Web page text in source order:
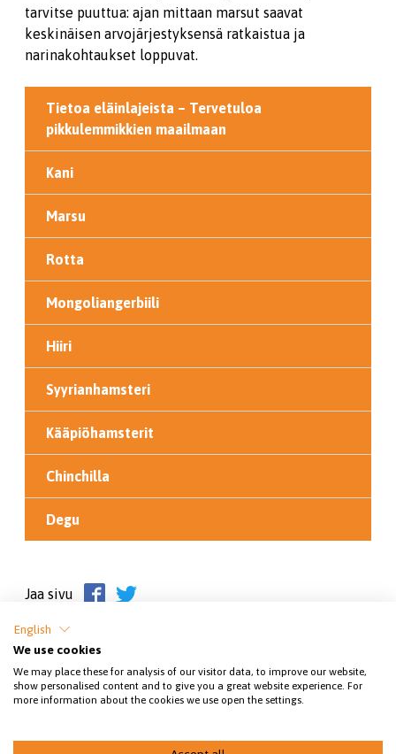
tarvitse puuttua: ajan mittaan marsut saavat
keskinäisen arvojärjestyksensä ratkaistua ja
narinakohtaukset loppuvat.
Tietoa eläinlajeista – Tervetuloa
pikkulemmikkien maailmaan
Kani
Marsu
Rotta
Mongoliangerbiili
Hiiri
Syyrianhamsteri
Kääpiöhamsterit
Chinchilla
Degu
Jaa sivu
English
We use cookies
We may place these for analysis of our visitor data, to improve our website,
show personalised content and to give you a great website experience. For
more information about the cookies we use open the settings.